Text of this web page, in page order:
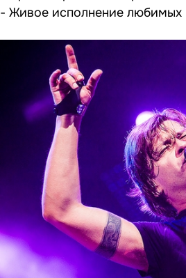
- Живое исполнение любимых